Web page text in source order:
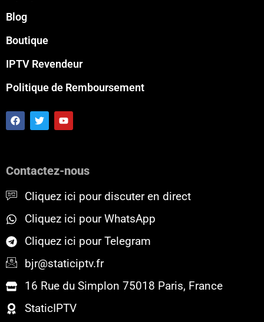
Blog
Boutique
IPTV Revendeur
Politique de Remboursement
F
a
c
o
T
w
i
r
Y
o
u
e
Contactez-nous
Cliquez ici pour discuter en direct
Cliquez ici pour WhatsApp
Cliquez ici pour Telegram
bjr@staticiptv.fr
16 Rue du Simplon 75018 Paris, France
StaticIPTV